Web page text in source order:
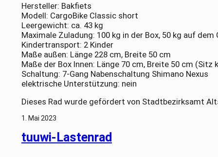
Hersteller: Bakfiets
Modell: CargoBike Classic short
Leergewicht: ca. 43 kg
Maximale Zuladung: 100 kg in der Box, 50 kg auf dem
Kindertransport: 2 Kinder
Maße außen: Länge 228 cm, Breite 50 cm
Maße der Box Innen: Länge 70 cm, Breite 50 cm (Sitz
Schaltung: 7-Gang Nabenschaltung Shimano Nexus
elektrische Unterstützung: nein
Dieses Rad wurde gefördert von Stadtbezirksamt
1. Mai 2023
tuuwi-Lastenrad